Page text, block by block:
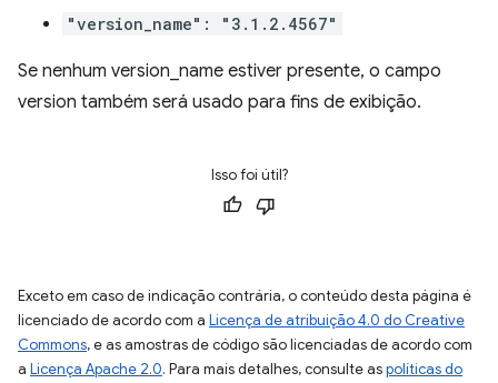
"version_name": "3.1.2.4567"
Se nenhum version_name estiver presente, o campo
version também será usado para fins de exibição.
Isso foi útil?
Exceto em caso de indicação contrária, o conteúdo desta página é
licenciado de acordo com a Licença de atribuição 4.0 do Creative
Commons, e as amostras de código são licenciadas de acordo com
a Licença Apache 2.0. Para mais detalhes, consulte aspolíticas do